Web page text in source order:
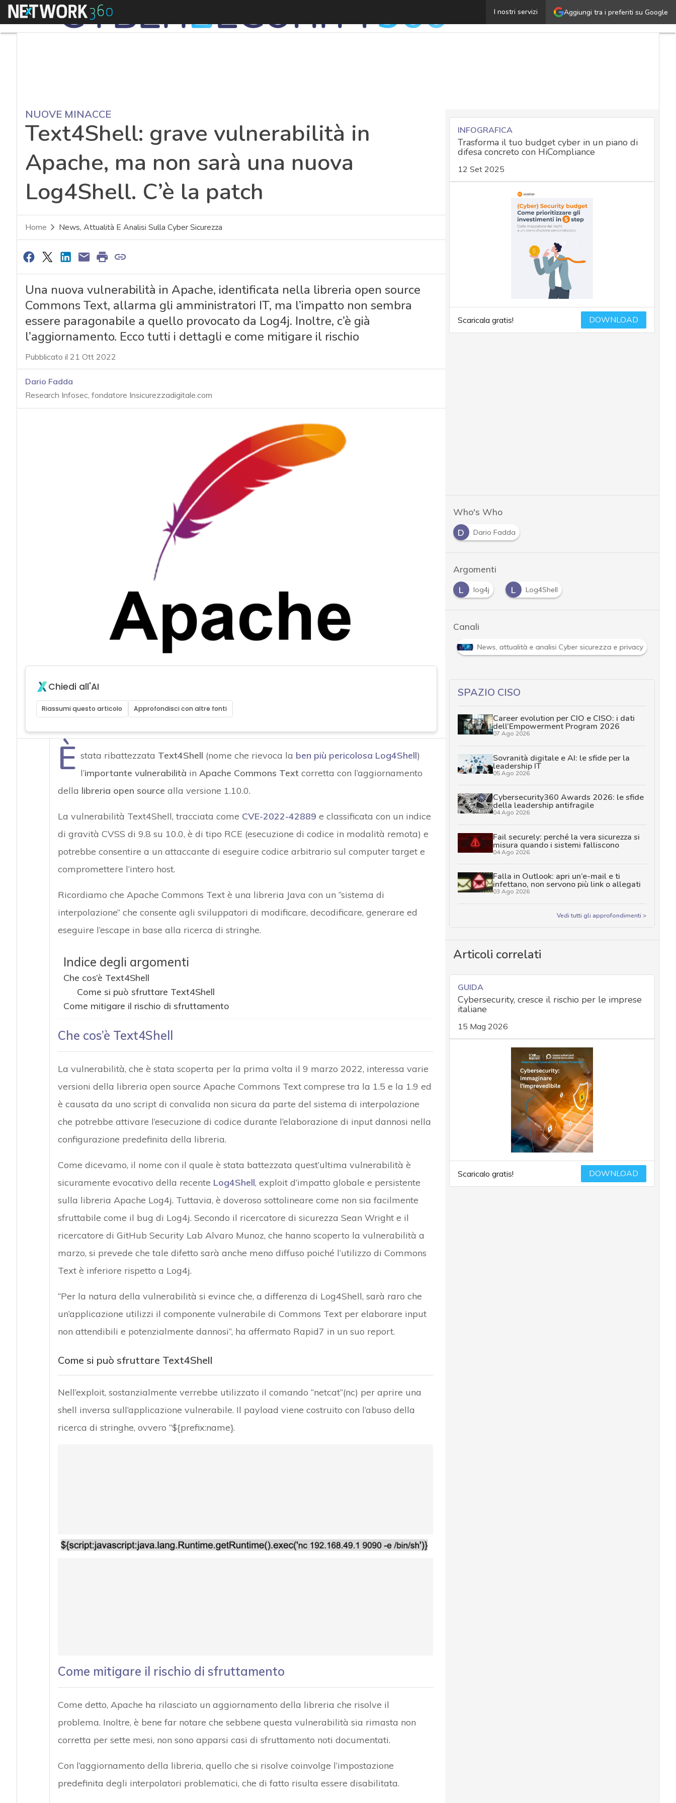
Aggiungi tra i preferiti su Google
I nostri servizi
Menu Text4Shell: grave vulnerabilità in Apache, ma non sarà
NUOVE MINACCE
Text4Shell: grave vulnerabilità in
Apache, ma non sarà una nuova
Log4Shell. C’è la patch
Home News, Attualità E Analisi Sulla Cyber Sicurezza
Una nuova vulnerabilità in Apache, identificata nella libreria open source
Commons Text, allarma gli amministratori IT, ma l’impatto non sembra
essere paragonabile a quello provocato da Log4j. Inoltre, c’è già
l’aggiornamento. Ecco tutti i dettagli e come mitigare il rischio
Pubblicato il 21 Ott 2022
Dario Fadda
Research Infosec, fondatore Insicurezzadigitale.com
Chiedi all'AI
Riassumi questo articolo Approfondisci con altre fonti
È stata ribattezzata Text4Shell (nome che rievoca la ben più pericolosa Log4Shell)
l’importante vulnerabilità in Apache Commons Textcorretta con l’aggiornamento
della libreria open source alla versione 1.10.0.
La vulnerabilità Text4Shell, tracciata come CVE-2022-42889 e classificata con un indice
di gravità CVSS di 9.8 su 10.0, è di tipo RCE (esecuzione di codice in modalità remota) e
potrebbe consentire a un attaccante di eseguire codice arbitrario sul computer target e
compromettere l’intero host.
Ricordiamo che Apache Commons Text è una libreria Java con un “sistema di
interpolazione” che consente agli sviluppatori di modificare, decodificare, generare ed
eseguire l’escape in base alla ricerca di stringhe.
Indice degli argomenti
Che cos’è Text4Shell
Come si può sfruttare Text4Shell
Come mitigare il rischio di sfruttamento
Che cos’è Text4Shell
La vulnerabilità, che è stata scoperta per la prima volta il 9 marzo 2022, interessa varie
versioni della libreria open source Apache Commons Text comprese tra la 1.5 e la 1.9 ed
è causata da uno script di convalida non sicura da parte del sistema di interpolazione
che potrebbe attivare l’esecuzione di codice durante l’elaborazione di input dannosi nella
configurazione predefinita della libreria.
Come dicevamo, il nome con il quale è stata battezzata quest’ultima vulnerabilità è
sicuramente evocativo della recente Log4Shell, exploit d’impatto globale e persistente
sulla libreria Apache Log4j. Tuttavia, è doveroso sottolineare come non sia facilmente
sfruttabile come il bug di Log4j. Secondo il ricercatore di sicurezza Sean Wright e il
ricercatore di GitHub Security Lab Alvaro Munoz, che hanno scoperto la vulnerabilità a
marzo, si prevede che tale difetto sarà anche meno diffuso poiché l’utilizzo di Commons
Text è inferiore rispetto a Log4j.
“Per la natura della vulnerabilità si evince che, a differenza di Log4Shell, sarà raro che
un’applicazione utilizzi il componente vulnerabile di Commons Text per elaborare input
non attendibili e potenzialmente dannosi”, ha affermato Rapid7 in un suo report.
Come si può sfruttare Text4Shell
Nell’exploit, sostanzialmente verrebbe utilizzato il comando “netcat”(nc) per aprire una
shell inversa sull’applicazione vulnerabile. Il payload viene costruito con l’abuso della
ricerca di stringhe, ovvero “${prefix:name}.
Come mitigare il rischio di sfruttamento
Come detto, Apache ha rilasciato un aggiornamento della libreria che risolve il
problema. Inoltre, è bene far notare che sebbene questa vulnerabilità sia rimasta non
corretta per sette mesi, non sono apparsi casi di sfruttamento noti documentati.
Con l’aggiornamento della libreria, quello che si risolve coinvolge l’impostazione
predefinita degli interpolatori problematici, che di fatto risulta essere disabilitata.
INFOGRAFICA
Trasforma il tuo budget cyber in un piano di
difesa concreto con HiCompliance
12 Set 2025
Scaricala gratis! DOWNLOAD
Who's Who
D
Dario Fadda
Argomenti
L
log4j L Log4Shell
Canali
News, attualità e analisi Cyber sicurezza e privacy
SPAZIO CISO
Career evolution per CIO e CISO: i dati
dell’Empowerment Program 2026
07 Ago 2026
Sovranità digitale e AI: le sfide per la
leadership IT
05 Ago 2026
Cybersecurity360 Awards 2026: le sfide
della leadership antifragile
04 Ago 2026
Fail securely: perché la vera sicurezza si
misura quando i sistemi falliscono
04 Ago 2026
Falla in Outlook: apri un’e-mail e ti
infettano, non servono più link o allegati
03 Ago 2026
Vedi tutti gli approfondimenti >
Articoli correlati
GUIDA
Cybersecurity, cresce il rischio per le imprese
italiane
15 Mag 2026
Scaricalo gratis! DOWNLOAD